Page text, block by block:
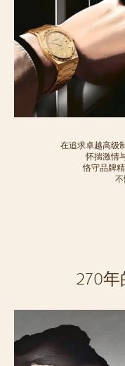
在追求卓越高级
怀揣激情
恪守品牌精
不
270